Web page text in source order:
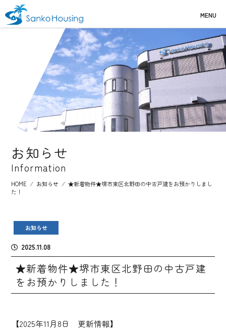
MENU
お知らせ
Information
HOME ⁄ お知らせ ⁄ ★新着物件★堺市東区北野田の中古戸建をお預かりしまし
た！
お知らせ
2025.11.08
★新着物件★堺市東区北野田の中古戸建
をお預かりしました！
【2025年11月8日 更新情報】